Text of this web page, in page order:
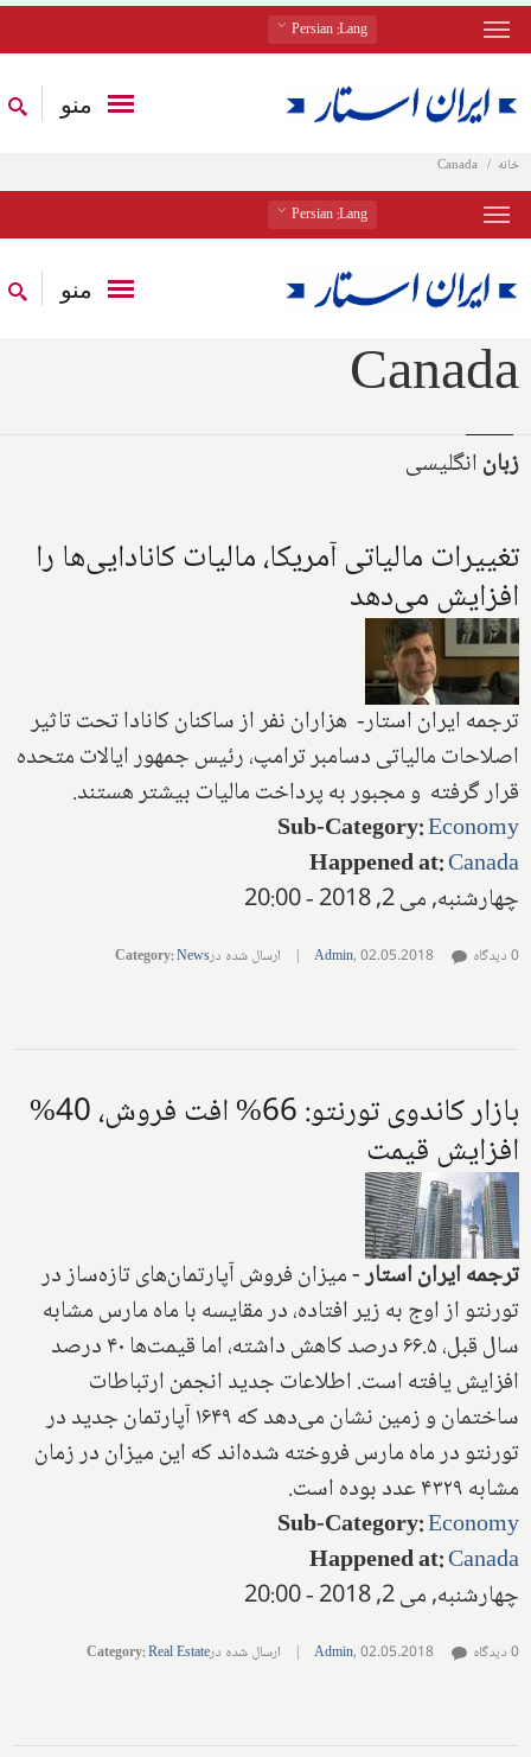
Lang
: Persian
منو
خانه Canada
Lang
: Persian
منو
Canada
زبانانگلیسی
تغییرات مالیاتی آمریکا، مالیات کانادایی‌ها را
افزایش می‌دهد
ترجمه ایران استار- هزاران نفر از ساکنان کانادا‌ تحت تاثیر
اصلاحات مالیاتی دسامبر ترامپ، رئیس جمهور ایالات متحده‌
قرار گرفته و مجبور به پرداخت مالیات بیشتر هستند.
Sub-Category:Economy
Happened at:Canada
چهارشنبه, می 2, 2018 - 20:00
Admin,02.05.2018
| ارسال شده در Category:News 0 دیدگاه
بازار کاندوی تورنتو: 66% افت فروش، 40%
افزایش قیمت
ترجمه ایران استار-‌ میزان فروش آپارتمان‌های تازه‌ساز‌ در
تورنتو از اوج به زیر افتاده، در مقایسه با ماه مارس مشابه
سال قبل، ۶۶.۵ درصد کاهش داشته، اما قیمت‌ها ۴۰ درصد
افزایش یافته است. اطلاعات جدید انجمن ارتباطات
ساختمان و زمین نشان می‌دهد که ۱۶۴۹ آپارتمان جدید در
تورنتو در ماه مارس فروخته شده‌اند که این میزان در زمان
مشابه ۴۳۲۹ عدد بوده است
.
Sub-Category:Economy
Happened at:Canada
چهارشنبه, می 2, 2018 - 20:00
Admin,02.05.2018
| ارسال شده در Category:Real Estate 0 دیدگاه